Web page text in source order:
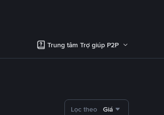
Trung tâm Trợ giúp P2P
Lọc theo Giá